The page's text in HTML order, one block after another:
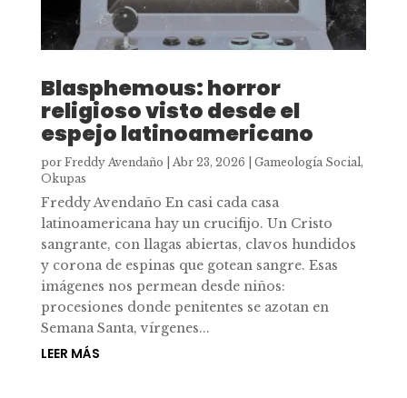
Blasphemous: horror
religioso visto desde el
espejo latinoamericano
por Freddy Avendaño Abr 23, 2026 Gameología Social,
Okupas
Freddy Avendaño En casi cada casa
latinoamericana hay un crucifijo. Un Cristo
sangrante, con llagas abiertas, clavos hundidos
y corona de espinas que gotean sangre. Esas
imágenes nos permean desde niños:
procesiones donde penitentes se azotan en
Semana Santa, vírgenes...
LEER MÁS